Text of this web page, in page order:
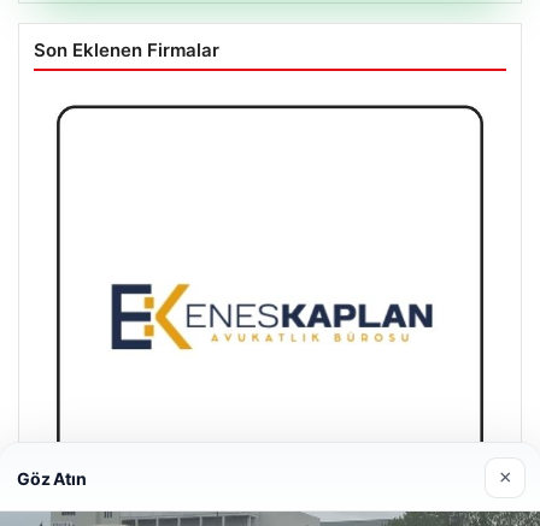
Son Eklenen Firmalar
Göz Atın ×